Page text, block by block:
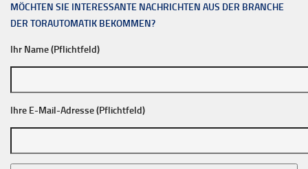
MÖCHTEN SIE INTERESSANTE NACHRICHTEN AUS DER BRANCHE
DER TORAUTOMATIK BEKOMMEN?
Ihr Name (Pflichtfeld)
Ihre E-Mail-Adresse (Pflichtfeld)